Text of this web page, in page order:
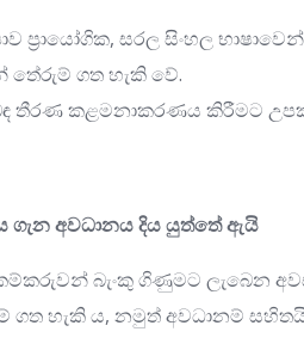
ප්‍රායෝගික, සරල සිංහල
තේරුම් ගත හැකි වේ.
තීරණ කළමනාකරණය කිරීමට
ගැන අවධානය දිය යුත්තේ ඇයි
බැංකු ගිණුමට ලැබෙන
ගත හැකි ය, නමුත් අවධානම්